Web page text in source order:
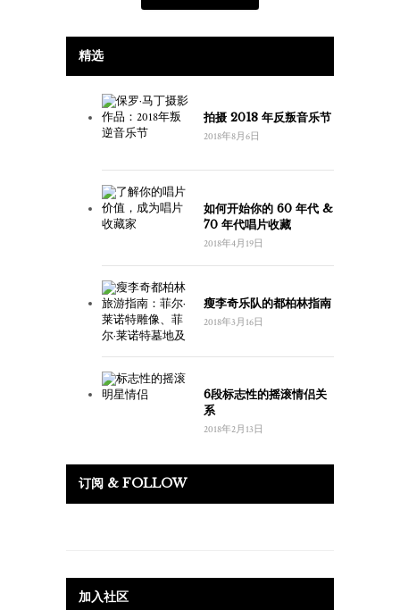
精选
拍摄 2018 年反叛音乐节
2018年8月6日
如何开始你的 60 年代 &
70 年代唱片收藏
2018年4月19日
瘦李奇乐队的都柏林指南
2018年3月16日
6段标志性的摇滚情侣关
系
2018年2月13日
订阅 & FOLLOW
加入社区